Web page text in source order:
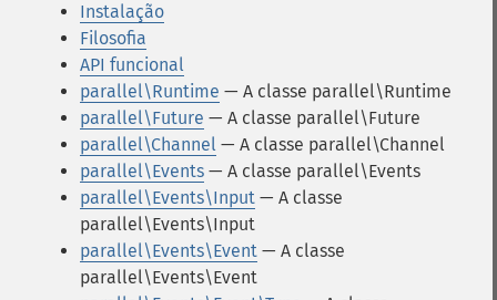
Instalação
Filosofia
API funcional
parallel\Runtime — A classe parallel\Runtime
parallel\Future — A classe parallel\Future
parallel\Channel — A classe parallel\Channel
parallel\Events — A classe parallel\Events
parallel\Events\Input — A classe
parallel\Events\Input
parallel\Events\Event — A classe
parallel\Events\Event